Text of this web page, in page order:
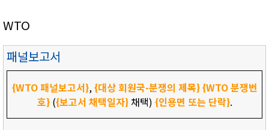
WTO
패널보고서
{WTO 패널보고서},{대상 회원국-분쟁의 제목}{WTO 분쟁번
호}({보고서 채택일자}채택) {인용면 또는 단락}.